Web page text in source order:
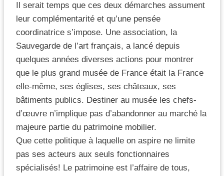
Il serait temps que ces deux démarches assument
leur complémentarité et qu’une pensée
coordinatrice s’impose. Une association, la
Sauvegarde de l’art français, a lancé depuis
quelques années diverses actions pour montrer
que le plus grand musée de France était la France
elle-même, ses églises, ses châteaux, ses
bâtiments publics. Destiner au musée les chefs-
d’œuvre n’implique pas d’abandonner au marché la
majeure partie du patrimoine mobilier.
Que cette politique à laquelle on aspire ne limite
pas ses acteurs aux seuls fonctionnaires
spécialisés! Le patrimoine est l’affaire de tous,